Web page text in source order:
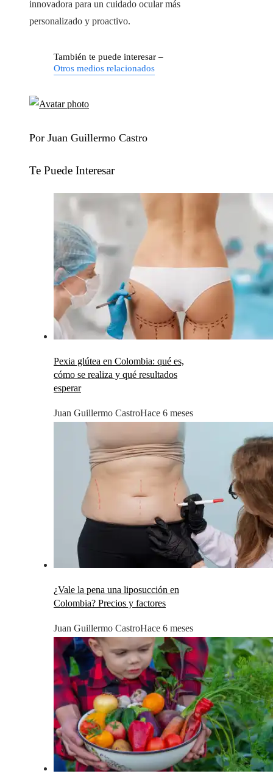
innovadora para un cuidado ocular más
personalizado y proactivo.
También te puede interesar –
Otros medios relacionados
Por Juan Guillermo Castro
Te Puede Interesar
Pexia glútea en Colombia: qué es,
cómo se realiza y qué resultados
esperar
Juan Guillermo CastroHace 6 meses
¿Vale la pena una liposucción en
Colombia? Precios y factores
Juan Guillermo CastroHace 6 meses